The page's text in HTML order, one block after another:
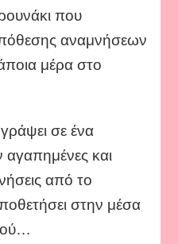
που
αναμνήσεων
μέρα στο
σε ένα
και
από το
στην μέσα